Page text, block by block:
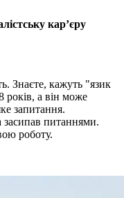
кар’єру
Знаєте, кажуть "язик
а він може
запитання.
питаннями.
роботу.